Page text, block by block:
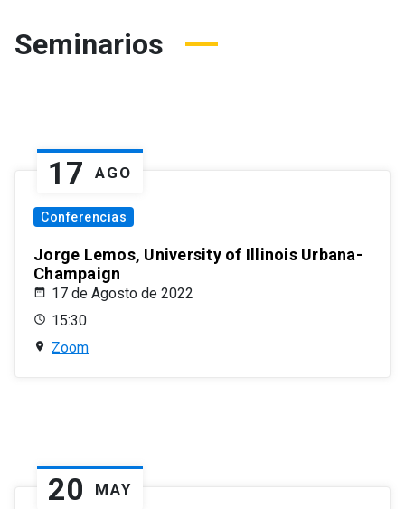
Seminarios
17 AGO
Conferencias
Jorge Lemos, University of Illinois Urbana-
Champaign
17 de Agosto de 2022
15:30
Zoom
20 MAY